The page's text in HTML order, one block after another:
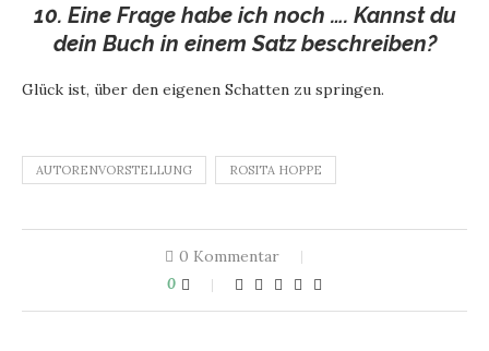
10. Eine Frage habe ich noch …. Kannst du
dein Buch in einem Satz beschreiben?
Glück ist, über den eigenen Schatten zu springen.
AUTORENVORSTELLUNG ROSITA HOPPE
0 Kommentar
0